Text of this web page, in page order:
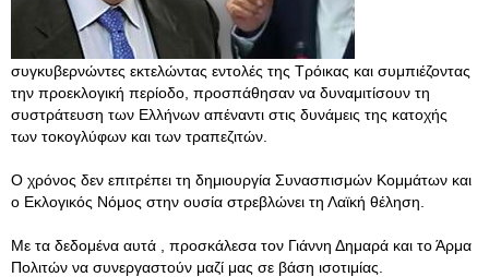
συγκυβερνώντες εκτελώντας εντολές της Τρόικας και συμπιέζοντας
την προεκλογική περίοδο, προσπάθησαν να δυναμιτίσουν τη
συστράτευση των Ελλήνων απέναντι στις δυνάμεις της κατοχής
των τοκογλύφων και των τραπεζιτών.
Ο χρόνος δεν επιτρέπει τη δημιουργία Συνασπισμών Κομμάτων και
ο Εκλογικός Νόμος στην ουσία στρεβλώνει τη Λαϊκή θέληση.
Με τα δεδομένα αυτά , προσκάλεσα τον Γιάννη Δημαρά και το Άρμα
Πολιτών να συνεργαστούν μαζί μας σε βάση ισοτιμίας.